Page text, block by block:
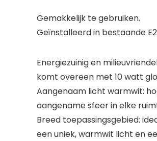
Gemakkelijk te gebruiken.
Geïnstalleerd in bestaande
Energiezuinig en
komt overeen met 10 watt
Aangenaam licht warmwit:
aangename sfeer in elke
Breed toepassingsgebied:
een uniek, warmwit licht en